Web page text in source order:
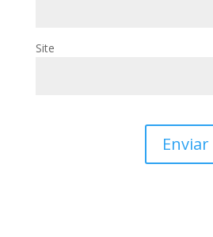
Site